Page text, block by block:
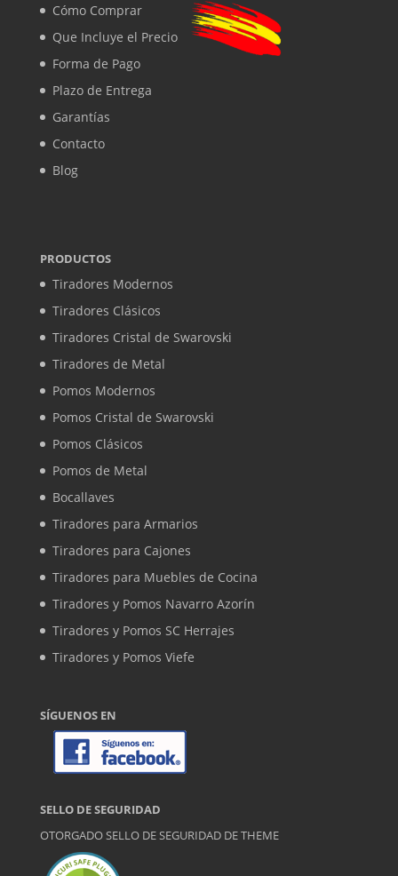
Cómo Comprar
Que Incluye el Precio
Forma de Pago
Plazo de Entrega
Garantías
Contacto
Blog
PRODUCTOS
Tiradores Modernos
Tiradores Clásicos
Tiradores Cristal de Swarovski
Tiradores de Metal
Pomos Modernos
Pomos Cristal de Swarovski
Pomos Clásicos
Pomos de Metal
Bocallaves
Tiradores para Armarios
Tiradores para Cajones
Tiradores para Muebles de Cocina
Tiradores y Pomos Navarro Azorín
Tiradores y Pomos SC Herrajes
Tiradores y Pomos Viefe
SÍGUENOS EN
SELLO DE SEGURIDAD
OTORGADO SELLO DE SEGURIDAD DETHEME